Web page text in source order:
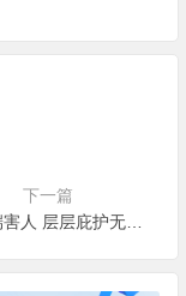
下一篇
制造事端害人 层层庇护无人问